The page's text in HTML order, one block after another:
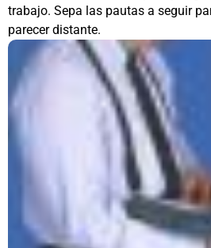
trabajo. Sepa las pautas a seguir
parecer distante.